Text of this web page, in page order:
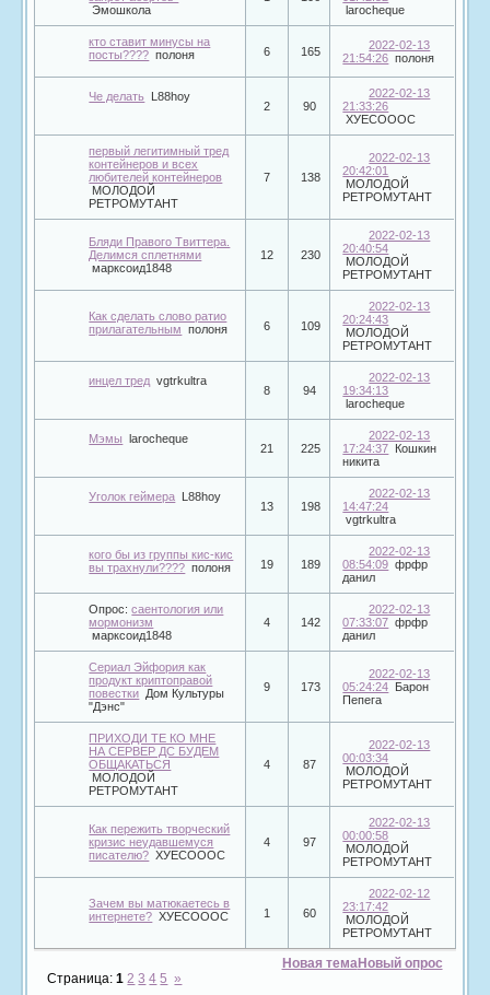
Эмошкола
larocheque
кто ставит минусы на
посты???? полоня 6 165
2022-02-13
21:54:26 полоня
Че делать L88hoy
2 90
2022-02-13
21:33:26
ХУЕСОООС
первый легитимный тред
контейнеров и всех
любителей контейнеров
МОЛОДОЙ
РЕТРОМУТАНТ
7 138
2022-02-13
20:42:01
МОЛОДОЙ
РЕТРОМУТАНТ
Бляди Правого Твиттера.
Делимся сплетнями
марксоид1848
12 230
2022-02-13
20:40:54
МОЛОДОЙ
РЕТРОМУТАНТ
Как сделать слово ратио
прилагательным
полоня 6 109
2022-02-13
20:24:43
МОЛОДОЙ
РЕТРОМУТАНТ
инцел тред vgtrkultra
8 94
2022-02-13
19:34:13
larocheque
Мэмы larocheque
21 225
2022-02-13
17:24:37 Кошкин
никита
Уголок геймера L88hoy
13 198
2022-02-13
14:47:24
vgtrkultra
кого бы из группы кис-кис
вы трахнули???? полоня 19 189
2022-02-13
08:54:09 фрфр
данил
Опрос: саентология или
мормонизм
марксоид1848
4 142
2022-02-13
07:33:07 фрфр
данил
Сериал Эйфория как
продукт криптоправой
повестки Дом Культуры
"Дэнс"
9 173
2022-02-13
05:24:24 Барон
Пепега
ПРИХОДИ ТЕ КО МНЕ
НА СЕРВЕР ДС БУДЕМ
ОБЩАКАТЬСЯ
МОЛОДОЙ
РЕТРОМУТАНТ
4 87
2022-02-13
00:03:34
МОЛОДОЙ
РЕТРОМУТАНТ
Как пережить творческий
кризис неудавшемуся
писателю? ХУЕСОООС
4 97
2022-02-13
00:00:58
МОЛОДОЙ
РЕТРОМУТАНТ
Зачем вы матюкаетесь в
интернете? ХУЕСОООС 1 60
2022-02-12
23:17:42
МОЛОДОЙ
РЕТРОМУТАНТ
Новая темаНовый опрос
Страница:1 2 3 4 5 »